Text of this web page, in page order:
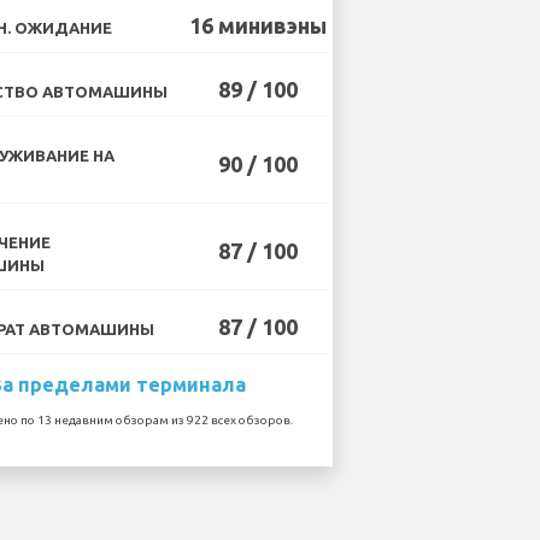
ОЖИДАНИЕ 16 минивэны
АВТОМАШИНЫ 89 / 100
НА
90 / 100
87 / 100
АВТОМАШИНЫ 87 / 100
пределами терминала
по 13 недавним обзорам из 922 всех обзоров.